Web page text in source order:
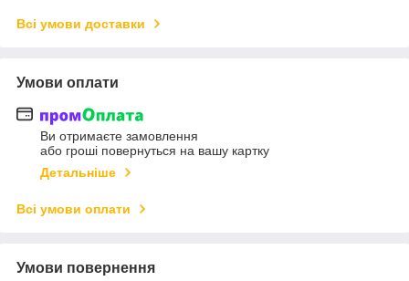
Всі умови доставки
Умови оплати
Ви отримаєте замовлення
або гроші повернуться на вашу картку
Детальніше
Всі умови оплати
Умови повернення